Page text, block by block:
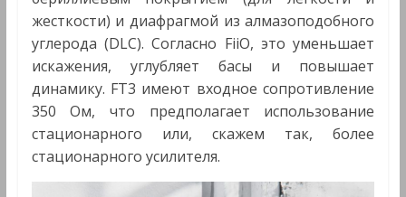
жесткости) и диафрагмой из алмазоподобного
углерода (DLC). Согласно FiiO, это уменьшает
искажения, углубляет басы и повышает
динамику. FT3 имеют входное сопротивление
350 Ом, что предполагает использование
стационарного или, скажем так, более
стационарного усилителя.